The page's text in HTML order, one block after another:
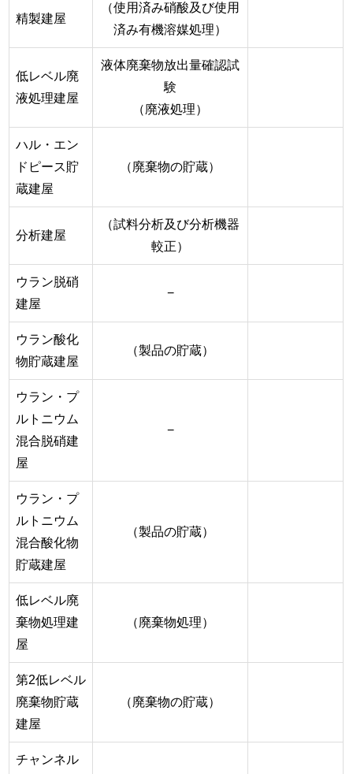
精製建屋
（使用済み硝酸及び使用
済み有機溶媒処理）
低レベル廃
液処理建屋
液体廃棄物放出量確認試
験
（廃液処理）
ハル・エン
ドピース貯
蔵建屋
（廃棄物の貯蔵）
分析建屋
（試料分析及び分析機器
較正）
ウラン脱硝
建屋
−
ウラン酸化
物貯蔵建屋
（製品の貯蔵）
ウラン・プ
ルトニウム
混合脱硝建
屋
−
ウラン・プ
ルトニウム
混合酸化物
貯蔵建屋
（製品の貯蔵）
低レベル廃
棄物処理建
屋
（廃棄物処理）
第2低レベル
廃棄物貯蔵
建屋
（廃棄物の貯蔵）
チャンネル